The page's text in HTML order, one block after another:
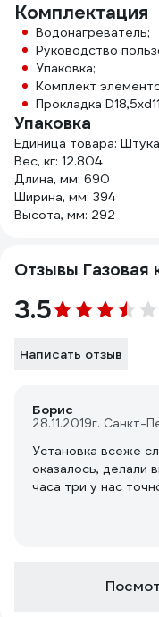
Комплектация
Водонагреватель;
Руководство
Упаковка;
Комплект
Прокладка
Упаковка
Единица товара: Штука
Вес, кг: 12.804
Длина, мм: 690
Ширина, мм: 394
Высота, мм: 292
Отзывы Газовая
3.5
Написать отзыв
Борис
28.11.2019г. Санкт-
Установка всеже
оказалось, делали
часа три у нас